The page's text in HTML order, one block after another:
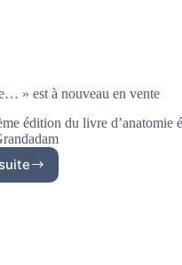
» est à nouveau en vente
édition du livre d’anatomie
« Je